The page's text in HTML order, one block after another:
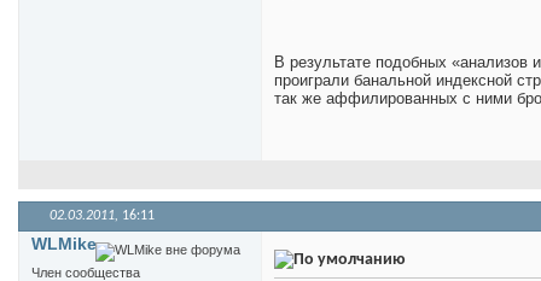
В результате подобных
проиграли банальной индексной
так же аффилированных с ними
02.03.2011, 16:11
WLMike
Член сообщества